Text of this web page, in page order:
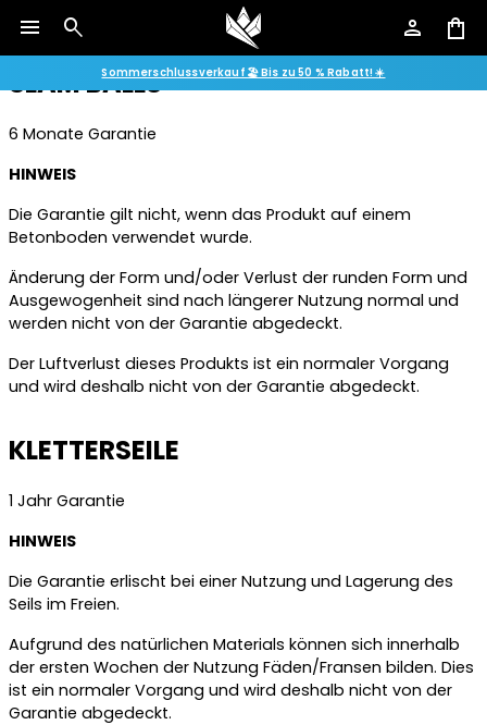
menu search person shopping_bag
Sommerschlussverkauf 🏖️ Bis zu 50 % Rabatt! ☀️
werden nicht von der Garantie abgedeckt.
SLAM BALLS
6 Monate Garantie
HINWEIS
Die Garantie gilt nicht, wenn das Produkt auf einem
Betonboden verwendet wurde.
Änderung der Form und/oder Verlust der runden Form und
Ausgewogenheit sind nach längerer Nutzung normal und
werden nicht von der Garantie abgedeckt.
Der Luftverlust dieses Produkts ist ein normaler Vorgang
und wird deshalb nicht von der Garantie abgedeckt.
KLETTERSEILE
1 Jahr Garantie
HINWEIS
Die Garantie erlischt bei einer Nutzung und Lagerung des
Seils im Freien.
Aufgrund des natürlichen Materials können sich innerhalb
der ersten Wochen der Nutzung Fäden/Fransen bilden. Dies
ist ein normaler Vorgang und wird deshalb nicht von der
Garantie abgedeckt.